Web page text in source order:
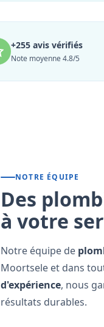
+255 avis vérifiés
Note moyenne 4.8/5
NOTRE ÉQUIPE
Des
à votre
Notre équipe de
Moortsele et dans
d'expérience, nous
résultats durables.